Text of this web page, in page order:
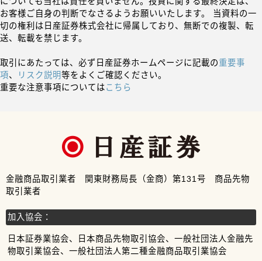
お客様ご自身の判断でなさるようお願いいたします。 当資料の一
切の権利は日産証券株式会社に帰属しており、無断での複製、転
送、転載を禁じます。
取引にあたっては、必ず日産証券ホームページに記載の重要事
項、 リスク説明等をよくご確認ください。
重要な注意事項についてはこちら
金融商品取引業者 関東財務局長（金商）第131号 商品先物
取引業者
加入協会：
日本証券業協会、日本商品先物取引協会、一般社団法人金融先
物取引業協会、一般社団法人第二種金融商品取引業協会